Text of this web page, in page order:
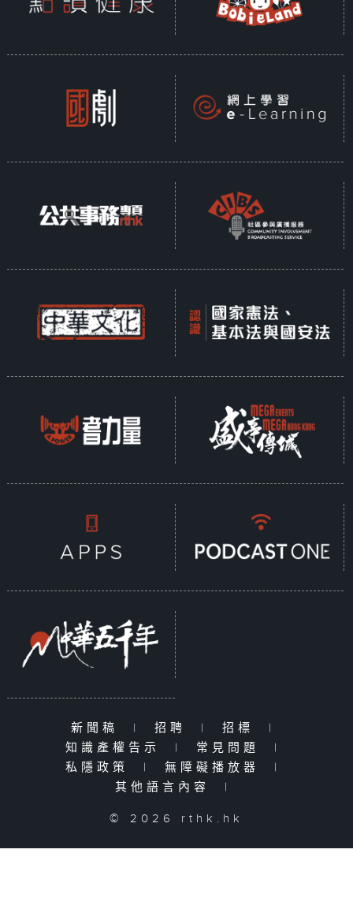
新聞稿 | 招聘 | 招標
|
知識產權告示
| 常見問題
|
私隱政策
| 無障礙播放器
|
其他語言內容
|
© 2026 rthk.hk